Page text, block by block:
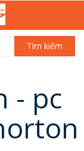
Tìm kiếm
- pc